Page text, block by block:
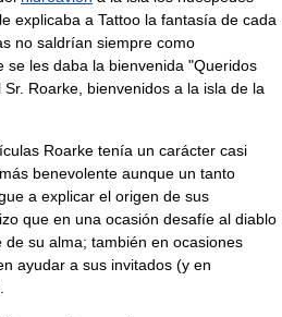
explicaba a Tattoo la fantasía de cada
no saldrían siempre como
se les daba la bienvenida "Queridos
Roarke, bienvenidos a la isla de la
Roarke tenía un carácter casi
benevolente aunque un tanto
a explicar el origen de sus
que en una ocasión desafíe al diablo
su alma; también en ocasiones
ayudar a sus invitados (y en